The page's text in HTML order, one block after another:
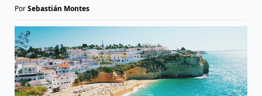
PorSebastián Montes